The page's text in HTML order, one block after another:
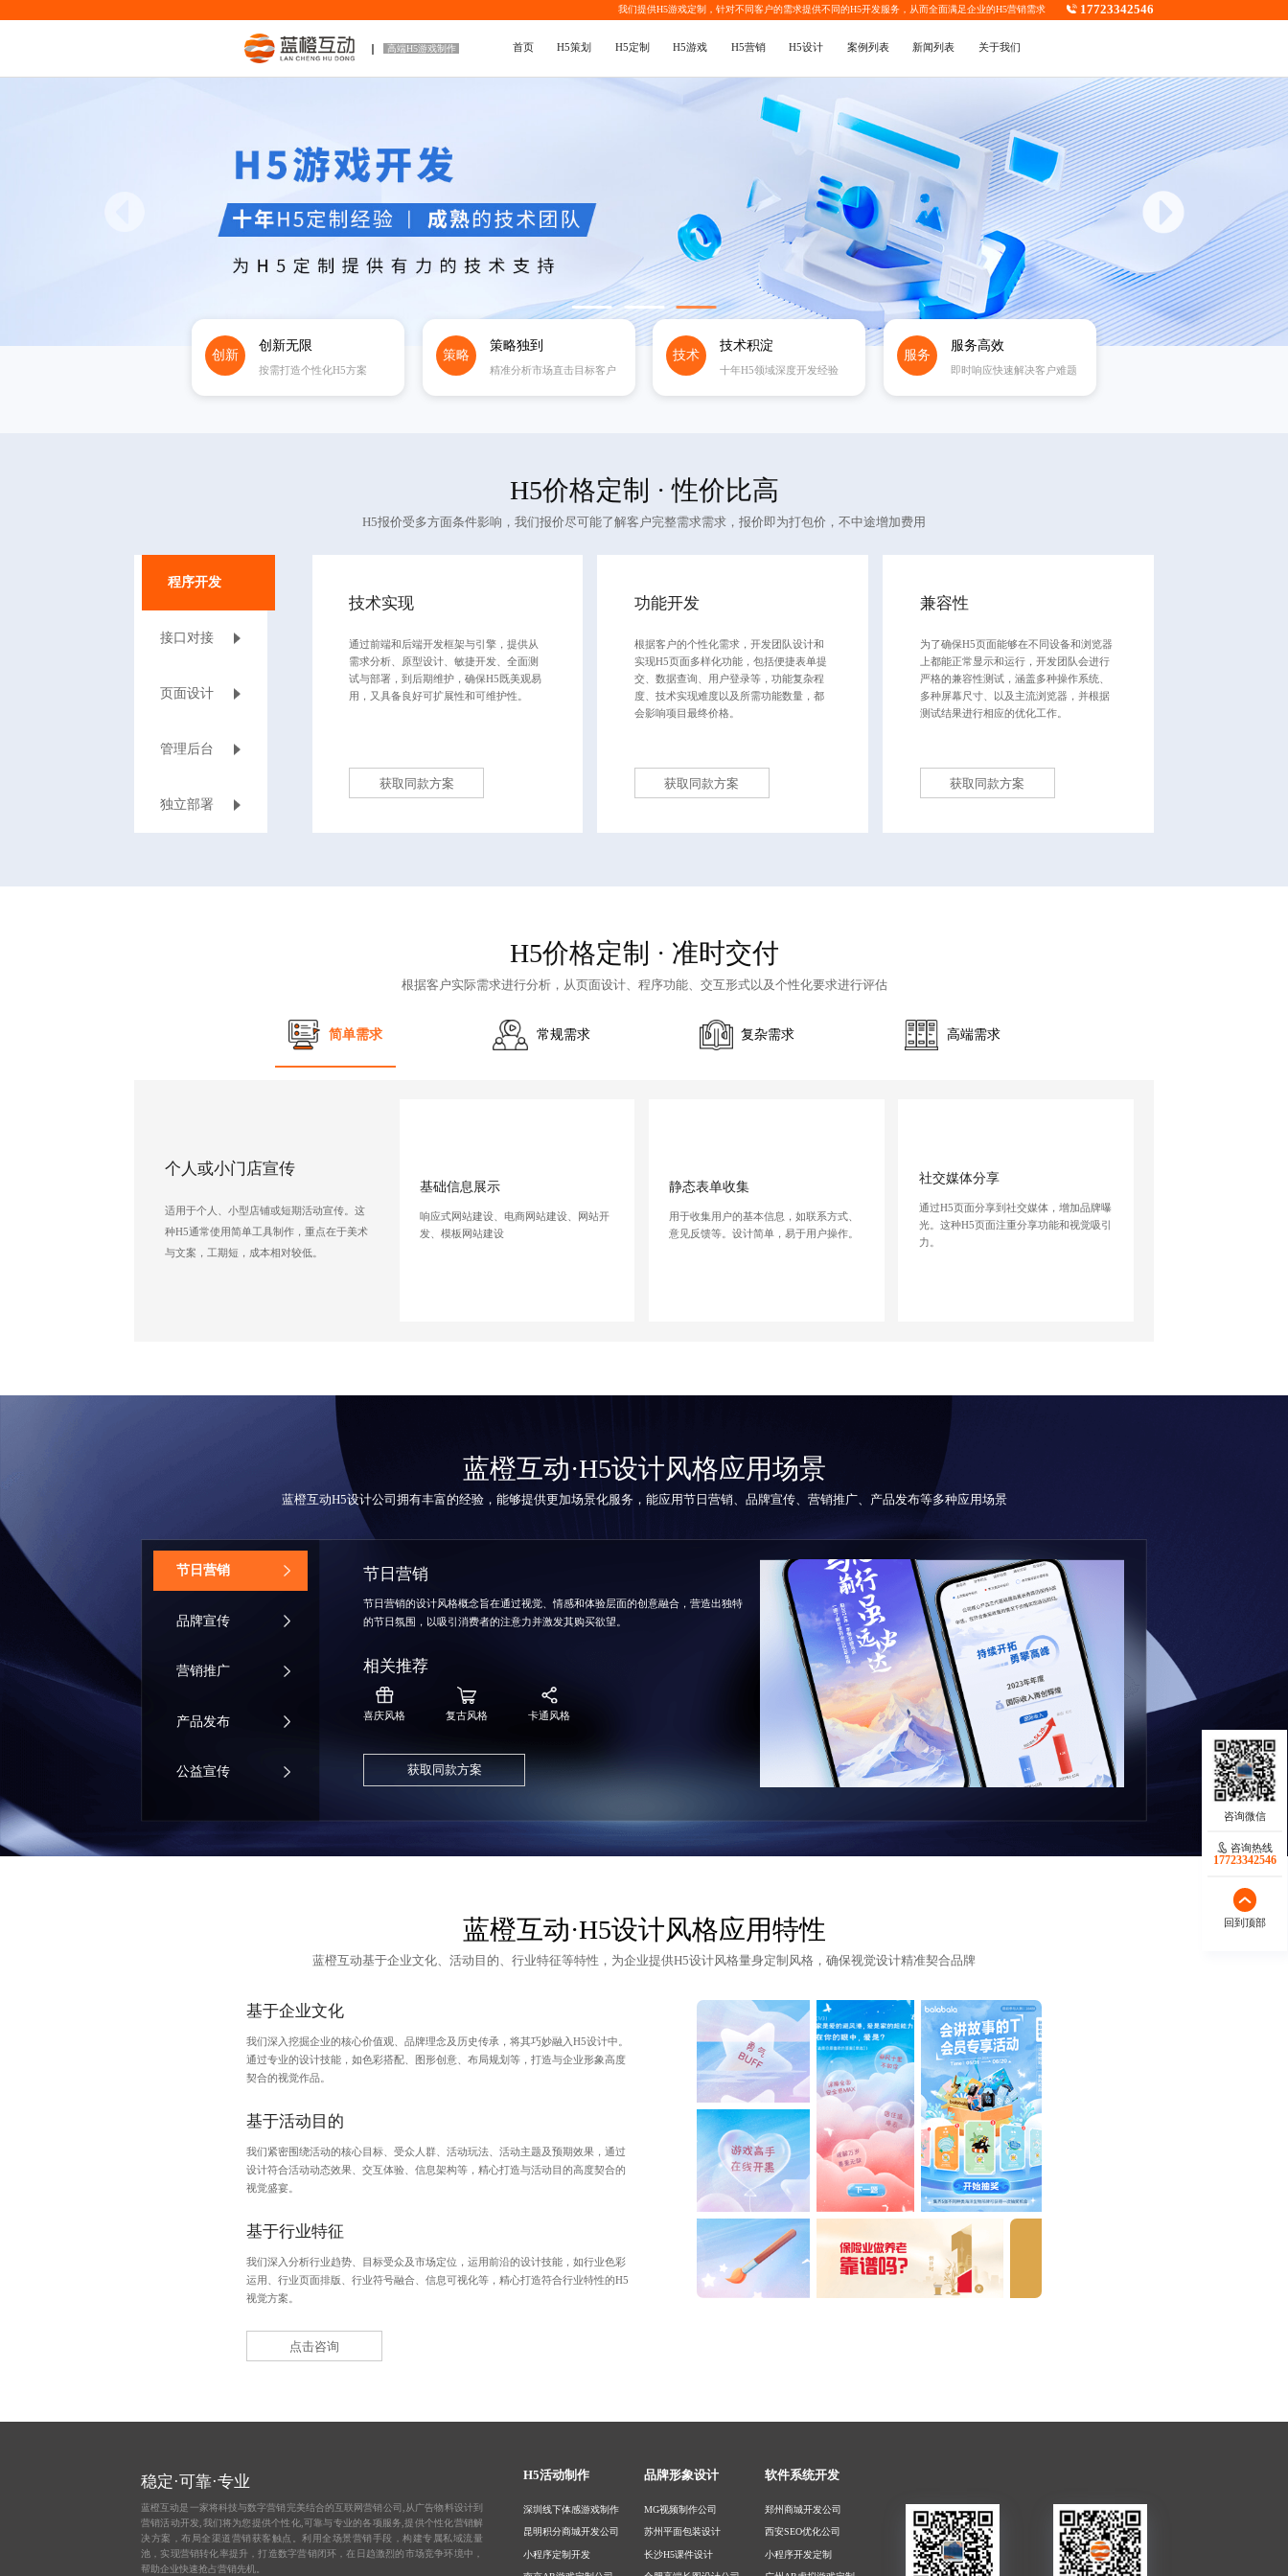
我们提供H5游戏定制 ，针对不同客户的需求提供不同的H5开发服务，从而全面满足企业的H5营销需求 17723342546
高端H5游戏制作 首页 H5策划 H5定制 H5游戏 H5营销 H5设计 案例列表 新闻列表 关于我们
创新
创新无限
按需打造个性化H5方案
策略
策略独到
精准分析市场直击目标客户
技术
技术积淀
十年H5领域深度开发经验
服务
服务高效
即时响应快速解决客户难题
H5价格定制 · 性价比高
H5报价受多方面条件影响，我们报价尽可能了解客户完整需求需求，报价即为打包价，不中途增加费用
程序开发
接口对接
页面设计
管理后台
独立部署
技术实现
通过前端和后端开发框架与引擎，提供从
需求分析、原型设计、敏捷开发、全面测
试与部署，到后期维护，确保H5既美观易
用，又具备良好可扩展性和可维护性。
获取同款方案
功能开发
根据客户的个性化需求，开发团队设计和
实现H5页面多样化功能，包括便捷表单提
交、数据查询、用户登录等，功能复杂程
度、技术实现难度以及所需功能数量，都
会影响项目最终价格。
获取同款方案
兼容性
为了确保H5页面能够在不同设备和浏览器
上都能正常显示和运行，开发团队会进行
严格的兼容性测试，涵盖多种操作系统、
多种屏幕尺寸、以及主流浏览器，并根据
测试结果进行相应的优化工作。
获取同款方案
H5价格定制 · 准时交付
根据客户实际需求进行分析，从页面设计、程序功能、交互形式以及个性化要求进行评估
简单需求 常规需求 复杂需求 高端需求
个人或小门店宣传
适用于个人、小型店铺或短期活动宣传。这
种H5通常使用简单工具制作，重点在于美术
与文案，工期短，成本相对较低。
基础信息展示
响应式网站建设、电商网站建设、网站开
发、模板网站建设
静态表单收集
用于收集用户的基本信息，如联系方式、
意见反馈等。设计简单，易于用户操作。
社交媒体分享
通过H5页面分享到社交媒体，增加品牌曝
光。这种H5页面注重分享功能和视觉吸引
力。
蓝橙互动·H5设计风格应用场景
蓝橙互动H5设计公司 拥有丰富的经验，能够提供更加场景化服务，能应用节日营销、品牌宣传、营销推广、产品发布等多种应用场景
‌节日营销
品牌宣传
营销推广
产品发布
公益宣传
节日营销
节日营销的设计风格概念旨在通过视觉、情感和体验层面的创意融合，营造出独特
的节日氛围，以吸引消费者的注意力并激发其购买欲望。
相关推荐
喜庆风格 复古风格 卡通风格
获取同款方案
蓝橙互动·H5设计风格应用特性
蓝橙互动基于企业文化、活动目的、行业特征等特性，为企业提供H5设计风格量身定制风格，确保视觉设计精准契合品牌
基于企业文化
我们深入挖掘企业的核心价值观、品牌理念及历史传承，将其巧妙融入H5设计中。
通过专业的设计技能，如色彩搭配、图形创意、布局规划等，打造与企业形象高度
契合的视觉作品。
基于活动目的
我们紧密围绕活动的核心目标、受众人群、活动玩法、活动主题及预期效果，通过
设计符合活动动态效果、交互体验、信息架构等，精心打造与活动目的高度契合的
视觉盛宴。
基于行业特征
我们深入分析行业趋势、目标受众及市场定位，运用前沿的设计技能，如行业色彩
运用、行业页面排版、行业符号融合、信息可视化等，精心打造符合行业特性的H5
视觉方案。
点击咨询
咨询热线
17723342546
回到顶部
稳定·可靠·专业
蓝橙互动是一家将科技与数字营销完美结合的互联网营销公司,从广告物料设计到
营销活动开发,我们将为您提供个性化,可靠与专业的各项服务,提供个性化营销解
决方案，布局全渠道营销获客触点。利用全场景营销手段，构建专属私域流量
池，实现营销转化率提升，打造数字营销闭环，在日趋激烈的市场竞争环境中，
帮助企业快速抢占营销先机。
H5活动制作
深圳线下体感游戏制作
昆明积分商城开发公司
小程序定制开发
品牌形象设计
MG视频制作公司
苏州平面包装设计
长沙H5课件设计
软件系统开发
郑州商城开发公司
西安SEO优化公司
小程序开发定制